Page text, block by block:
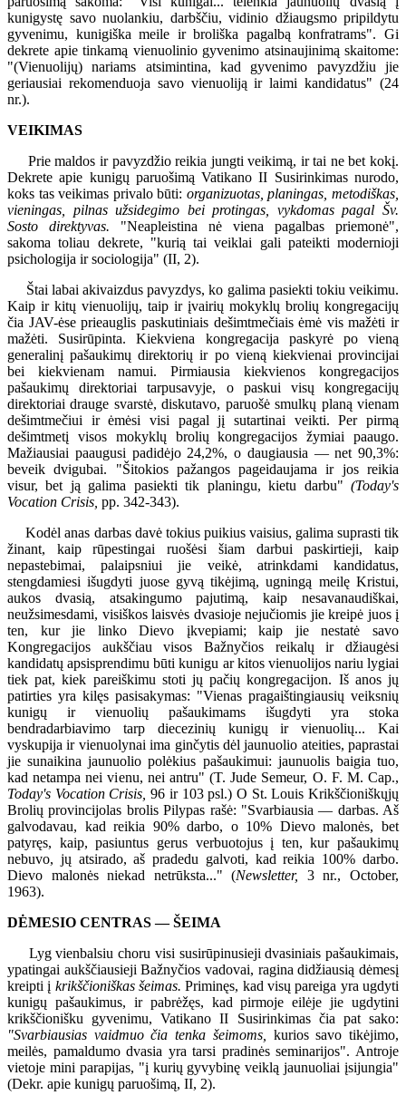
kunigystę savo nuolankiu, darbščiu, vidinio džiaugsmo pripildytu
gyvenimu, kunigiška meile ir broliška pagalbą konfratrams". Gi
dekrete apie tinkamą vienuolinio gyvenimo atsinaujinimą skaitome:
"(Vienuolijų) nariams atsimintina, kad gyvenimo pavyzdžiu jie
geriausiai rekomenduoja savo vienuoliją ir laimi kandidatus" (24
nr.).
VEIKIMAS
Prie maldos ir pavyzdžio reikia jungti veikimą, ir tai ne bet kokį.
Dekrete apie kunigų paruošimą Vatikano II Susirinkimas nurodo,
koks tas veikimas privalo būti: organizuotas, planingas, metodiškas,
vieningas, pilnas užsidegimo bei protingas, vykdomas pagal Šv.
Sosto direktyvas. "Neapleistina nė viena pagalbas priemonė",
sakoma toliau dekrete, "kurią tai veiklai gali pateikti modernioji
psichologija ir sociologija" (II, 2).
Štai labai akivaizdus pavyzdys, ko galima pasiekti tokiu veikimu.
Kaip ir kitų vienuolijų, taip ir įvairių mokyklų brolių kongregacijų
čia JAV-ėse prieauglis paskutiniais dešimtmečiais ėmė vis mažėti ir
mažėti. Susirūpinta. Kiekviena kongregacija paskyrė po vieną
generalinį pašaukimų direktorių ir po vieną kiekvienai provincijai
bei kiekvienam namui. Pirmiausia kiekvienos kongregacijos
pašaukimų direktoriai tarpusavyje, o paskui visų kongregacijų
direktoriai drauge svarstė, diskutavo, paruošė smulkų planą vienam
dešimtmečiui ir ėmėsi visi pagal jį sutartinai veikti. Per pirmą
dešimtmetį visos mokyklų brolių kongregacijos žymiai paaugo.
Mažiausiai paaugusi padidėjo 24,2%, o daugiausia — net 90,3%:
beveik dvigubai. "Šitokios pažangos pageidaujama ir jos reikia
visur, bet ją galima pasiekti tik planingu, kietu darbu" (Today's
Vocation Crisis, pp. 342-343).
Kodėl anas darbas davė tokius puikius vaisius, galima suprasti tik
žinant, kaip rūpestingai ruošėsi šiam darbui paskirtieji, kaip
nepastebimai, palaipsniui jie veikė, atrinkdami kandidatus,
stengdamiesi išugdyti juose gyvą tikėjimą, ugningą meilę Kristui,
aukos dvasią, atsakingumo pajutimą, kaip nesavanaudiškai,
neužsimesdami, visiškos laisvės dvasioje nejučiomis jie kreipė juos į
ten, kur jie linko Dievo įkvepiami; kaip jie nestatė savo
Kongregacijos aukščiau visos Bažnyčios reikalų ir džiaugėsi
kandidatų apsisprendimu būti kunigu ar kitos vienuolijos nariu lygiai
tiek pat, kiek pareiškimu stoti jų pačių kongregacijon. Iš anos jų
patirties yra kilęs pasisakymas: "Vienas pragaištingiausių veiksnių
kunigų ir vienuolių pašaukimams išugdyti yra stoka
bendradarbiavimo tarp diecezinių kunigų ir vienuolių... Kai
vyskupija ir vienuolynai ima ginčytis dėl jaunuolio ateities, paprastai
jie sunaikina jaunuolio polėkius pašaukimui: jaunuolis baigia tuo,
kad netampa nei vienu, nei antru" (T. Jude Semeur, O. F. M. Cap.,
Today's Vocation Crisis, 96 ir 103 psl.) O St. Louis Krikščioniškųjų
Brolių provincijolas brolis Pilypas rašė: "Svarbiausia — darbas. Aš
galvodavau, kad reikia 90% darbo, o 10% Dievo malonės, bet
patyręs, kaip, pasiuntus gerus verbuotojus į ten, kur pašaukimų
nebuvo, jų atsirado, aš pradedu galvoti, kad reikia 100% darbo.
Dievo malonės niekad netrūksta..." (Newsletter, 3 nr., October,
1963).
DĖMESIO CENTRAS — ŠEIMA
Lyg vienbalsiu choru visi susirūpinusieji dvasiniais pašaukimais,
ypatingai aukščiausieji Bažnyčios vadovai, ragina didžiausią dėmesį
kreipti į krikščioniškas šeimas. Priminęs, kad visų pareiga yra ugdyti
kunigų pašaukimus, ir pabrėžęs, kad pirmoje eilėje jie ugdytini
krikščionišku gyvenimu, Vatikano II Susirinkimas čia pat sako:
"Svarbiausias vaidmuo čia tenka šeimoms, kurios savo tikėjimo,
meilės, pamaldumo dvasia yra tarsi pradinės seminarijos". Antroje
vietoje mini parapijas, "į kurių gyvybinę veiklą jaunuoliai įsijungia"
(Dekr. apie kunigų paruošimą, II, 2).